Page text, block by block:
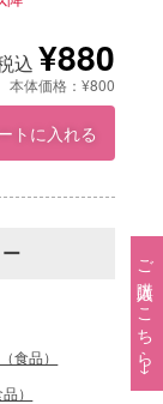
ご購入はこちら→
込 ¥880
本体価格：¥800
トに入れる
食品）
）